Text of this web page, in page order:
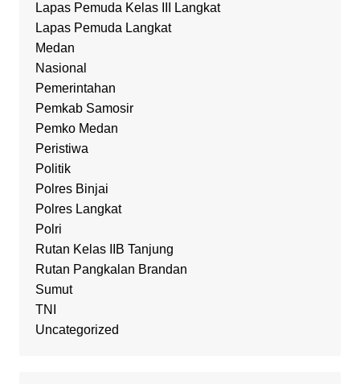
Lapas Pemuda Kelas III Langkat
Lapas Pemuda Langkat
Medan
Nasional
Pemerintahan
Pemkab Samosir
Pemko Medan
Peristiwa
Politik
Polres Binjai
Polres Langkat
Polri
Rutan Kelas IIB Tanjung
Rutan Pangkalan Brandan
Sumut
TNI
Uncategorized